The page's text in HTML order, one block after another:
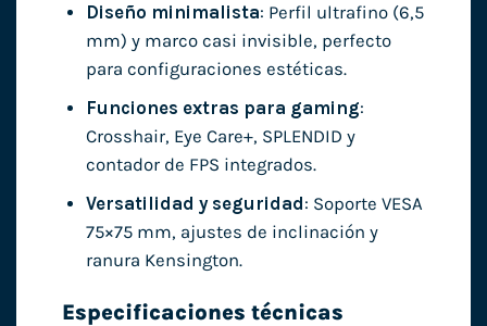
Diseño minimalista: Perfil ultrafino (6,5
mm) y marco casi invisible, perfecto
para configuraciones estéticas.
Funciones extras para gaming:
Crosshair, Eye Care+, SPLENDID y
contador de FPS integrados.
Versatilidad y seguridad: Soporte VESA
75×75 mm, ajustes de inclinación y
ranura Kensington.
Especificaciones técnicas